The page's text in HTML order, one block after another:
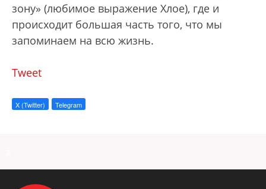
зону» (любимое выражение Хлое), где и
происходит большая часть того, что мы
запоминаем на всю жизнь.
Tweet
X (Twitter) Telegram